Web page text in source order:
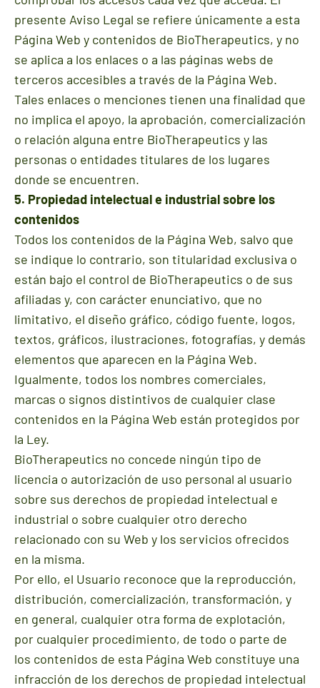
presente Aviso Legal se refiere únicamente a esta
Página Web y contenidos de BioTherapeutics, y no
se aplica a los enlaces o a las páginas webs de
terceros accesibles a través de la Página Web.
Tales enlaces o menciones tienen una finalidad que
no implica el apoyo, la aprobación, comercialización
o relación alguna entre BioTherapeutics y las
personas o entidades titulares de los lugares
donde se encuentren.
5. Propiedad intelectual e industrial sobre los
contenidos
Todos los contenidos de la Página Web, salvo que
se indique lo contrario, son titularidad exclusiva o
están bajo el control de BioTherapeutics o de sus
afiliadas y, con carácter enunciativo, que no
limitativo, el diseño gráfico, código fuente, logos,
textos, gráficos, ilustraciones, fotografías, y demás
elementos que aparecen en la Página Web.
Igualmente, todos los nombres comerciales,
marcas o signos distintivos de cualquier clase
contenidos en la Página Web están protegidos por
la Ley.
BioTherapeutics no concede ningún tipo de
licencia o autorización de uso personal al usuario
sobre sus derechos de propiedad intelectual e
industrial o sobre cualquier otro derecho
relacionado con su Web y los servicios ofrecidos
en la misma.
Por ello, el Usuario reconoce que la reproducción,
distribución, comercialización, transformación, y
en general, cualquier otra forma de explotación,
por cualquier procedimiento, de todo o parte de
los contenidos de esta Página Web constituye una
infracción de los derechos de propiedad intelectual